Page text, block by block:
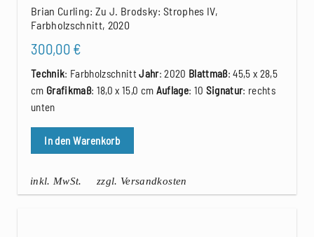
Brian Curling: Zu J. Brodsky: Strophes IV,
Farbholzschnitt, 2020
300,00 €
Technik: FarbholzschnittJahr: 2020 Blattmaß: 45,5 x 28,5
cm Grafikmaß: 18,0 x 15,0 cm Auflage: 10 Signatur: rechts
unten
In den Warenkorb
inkl. MwSt. zzgl. Versandkosten